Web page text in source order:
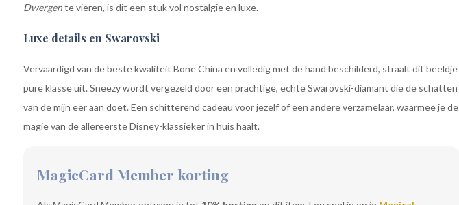
Dwergente vieren, is dit een stuk vol nostalgie en luxe.
Luxe details en Swarovski
Vervaardigd van de beste kwaliteit Bone China en volledig met de hand beschilderd, straalt dit beeldje
pure klasse uit. Sneezy wordt vergezeld door een prachtige, echte Swarovski-diamant die de schatten
van de mijn eer aan doet. Een schitterend cadeau voor jezelf of een andere verzamelaar, waarmee je de
magie van de allereerste Disney-klassieker in huis haalt.
MagicCard Member korting